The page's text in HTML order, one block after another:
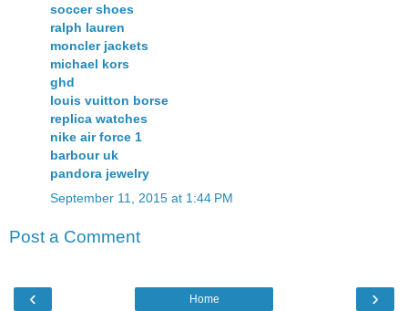
soccer shoes
ralph lauren
moncler jackets
michael kors
ghd
louis vuitton borse
replica watches
nike air force 1
barbour uk
pandora jewelry
September 11, 2015 at 1:44 PM
Post a Comment
‹ ›
Home